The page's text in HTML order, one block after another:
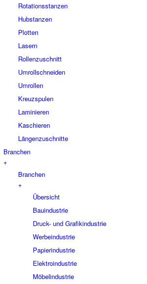
Rotationsstanzen
Hubstanzen
Plotten
Lasern
Rollenzuschnitt
Umrollschneiden
Umrollen
Kreuzspulen
Laminieren
Kaschieren
Längenzuschnitte
Branchen
+
Branchen
+
Übersicht
Bauindustrie
Druck- und Grafikindustrie
Werbeindustrie
Papierindustrie
Elektroindustrie
Möbelindustrie